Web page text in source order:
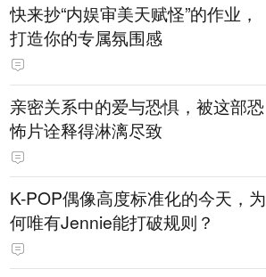
快来抄“内娱审美天赋怪”的作业，
打造你的专属氛围感
亲密关系中的爱与恐惧，被这部恐
怖片诠释得淋漓尽致
K-POP偶像高度标准化的今天，为
何唯有Jennie能打破规则？